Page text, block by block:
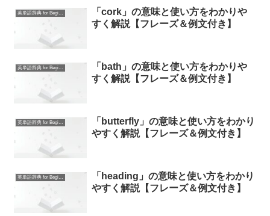
英単語辞典 for Beginners
「cork」の意味と使い方をわかりや
すく解説【フレーズ＆例文付き】
英単語辞典 for Beginners
「bath」の意味と使い方をわかりや
すく解説【フレーズ＆例文付き】
英単語辞典 for Beginners
「butterfly」の意味と使い方をわかり
やすく解説【フレーズ＆例文付き】
英単語辞典 for Beginners
「heading」の意味と使い方をわかり
やすく解説【フレーズ＆例文付き】